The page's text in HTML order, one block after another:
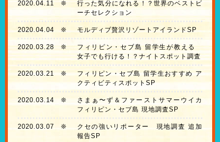
2020.04.11❊
行った気分になれる！？世界のベストビ
ーチセレクション
2020.04.04 ❊ モルディブ贅沢リゾートアイランドSP
2020.03.28❊
フィリピン・セブ島 留学生が教える
女子でも行ける！？ナイトスポット調査
2020.03.21 ❊
フィリピン・セブ島 留学生おすすめ ア
クティビティスポットSP
2020.03.14 ❊
さまぁ〜ず＆ファーストサマーウイカ
フィリピン・セブ島 現地調査SP
2020.03.07 ❊
クセの強いリポーター 現地調査 追加
報告SP